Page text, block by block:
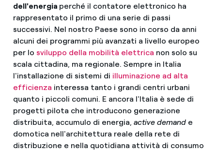
dell'energia perché il contatore elettronico ha
rappresentato il primo di una serie di passi
successivi. Nel nostro Paese sono in corso da anni
alcuni dei programmi più avanzati a livello europeo
per lo sviluppo della mobilità elettrica non solo su
scala cittadina, ma regionale. Sempre in Italia
l'installazione di sistemi di illuminazione ad alta
efficienza interessa tanto i grandi centri urbani
quanto i piccoli comuni. E ancora l'Italia è sede di
progetti pilota che introducono generazione
distribuita, accumulo di energia, active demande
domotica nell'architettura reale della rete di
distribuzione e nella quotidiana attività di consumo